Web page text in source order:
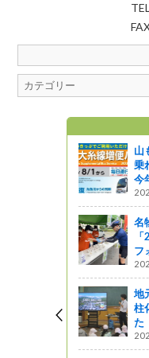
山
乗
今
名
フ
地
柱
た